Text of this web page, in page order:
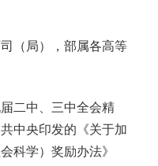
（局），部属各高等
二中、三中全会精
中央印发的《关于加
科学）奖励办法》